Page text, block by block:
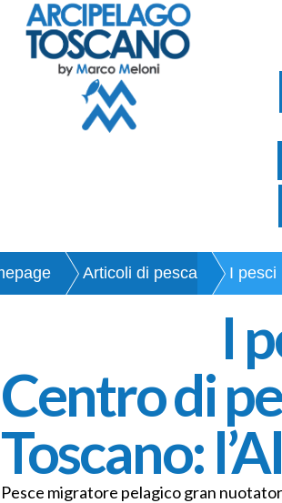
Articoli di pesca I pesci
I
Centro di
Toscano:
Pesce migratore pelagico gran